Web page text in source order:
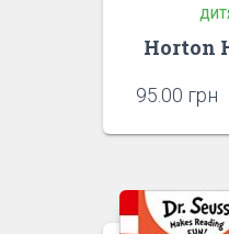
Horton
95.00 грн